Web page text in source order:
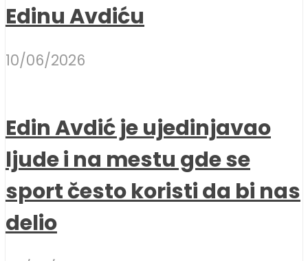
Edinu Avdiću
10/06/2026
Edin Avdić je ujedinjavao
ljude i na mestu gde se
sport često koristi da bi nas
delio